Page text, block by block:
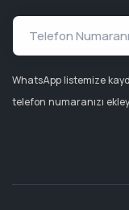
WhatsApp listemize
telefon numaranızı